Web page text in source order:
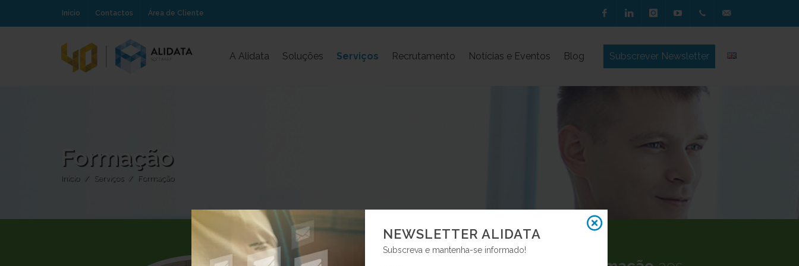
NEWSLETTER ALIDATA
Subscreva e mantenha-se informado!
Início Contactos Área de Cliente
rede fixa
A Alidata Soluções Serviços Recrutamento Notícias e Eventos Blog Subscrever Newsletter
Formação
Início Serviços Formação